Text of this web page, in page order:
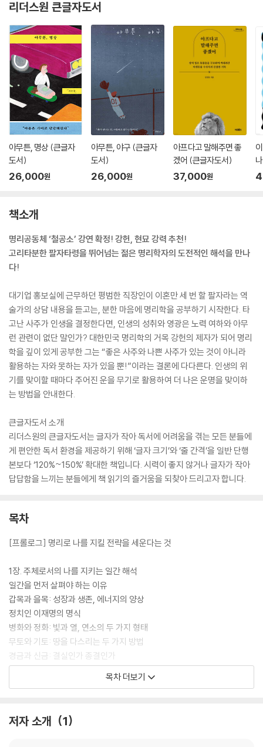
리더스원 큰글자도서
아무튼, 명상 (큰글자
도서)
26,000원
아무튼, 야구 (큰글자
도서)
26,000원
아프다고 말해주면 좋
겠어 (큰글자도서)
37,000원
책소개
명리공동체 ‘철공소’ 강연 확정! 강헌, 현묘 강력 추천!
고리타분한 팔자타령을 뛰어넘는 젊은 명리학자의 도전적인 해석을 만나
다!
대기업 홍보실에 근무하던 평범한 직장인이 이혼만 세 번 할 팔자라는 역
술가의 상담 내용을 듣고는, 분한 마음에 명리학을 공부하기 시작한다. 타
고난 사주가 인생을 결정한다면, 인생의 성취와 영광은 노력 여하와 아무
런 관련이 없단 말인가? 대한민국 명리학의 거목 강헌의 제자가 되어 명리
학을 깊이 있게 공부한 그는 “좋은 사주와 나쁜 사주가 있는 것이 아니라
활용하는 자와 못하는 자가 있을 뿐!”이라는 결론에 다다른다. 인생의 위
기를 맞이할 때마다 주어진 운을 무기로 활용하여 더 나은 운명을 맞이하
는 방법을 안내한다.
큰글자도서 소개
리더스원의 큰글자도서는 글자가 작아 독서에 어려움을 겪는 모든 분들에
게 편안한 독서 환경을 제공하기 위해 ‘글자 크기’와 ‘줄 간격’을 일반 단행
본보다 ‘120%~150%’ 확대한 책입니다. 시력이 좋지 않거나 글자가 작아
답답함을 느끼는 분들에게 책 읽기의 즐거움을 되찾아 드리고자 합니다.
목차
[프롤로그] 명리로 나를 지킬 전략을 세운다는 것
1장. 주체로서의 나를 지키는 일간 해석
일간을 먼저 살펴야 하는 이유
갑목과 을목: 성장과 생존, 에너지의 양상
정치인 이재명의 명식
병화와 정화: 빛과 열, 연소의 두 가지 형태
무토와 기토: 땅을 다스리는 두 가지 방법
경금과 신금: 결실인가 종결인가
임수와 계수: 형태를 결정하는 에너지의 단위
시주 구성으로 살피는 일간의 무의식적인 특성과 도구
일지를 통해 무엇을 알 수 있을까?
목차 더보기
저자 소개 1